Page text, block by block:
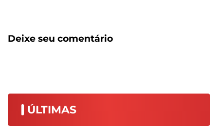
Deixe seu comentário
ÚLTIMAS